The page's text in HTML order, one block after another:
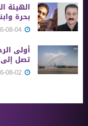
الهيئة
بحرة
أولى
تصل